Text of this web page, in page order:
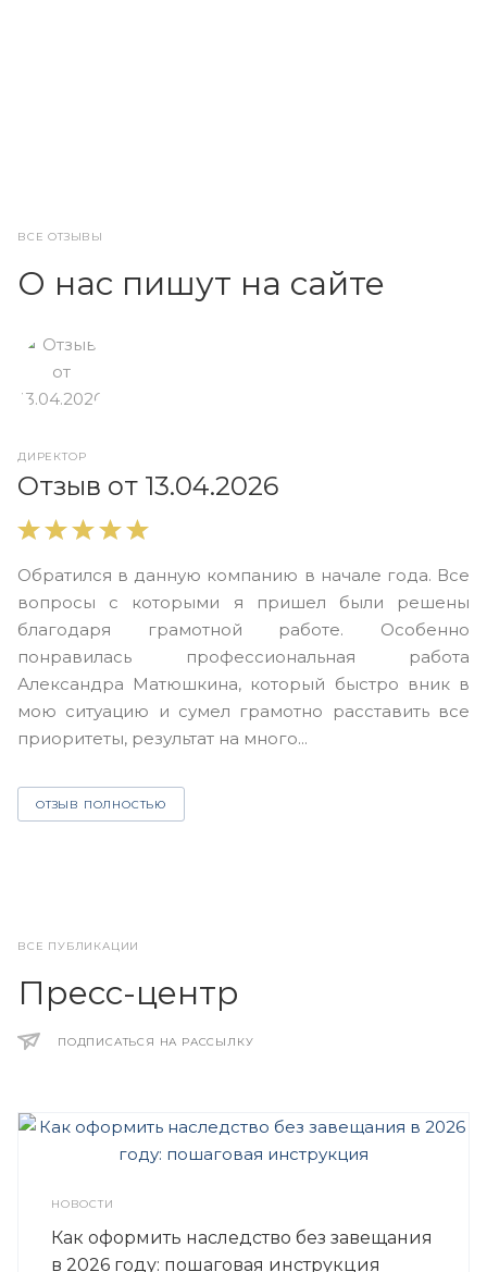
ВСЕ ОТЗЫВЫ
О нас пишут на сайте
ДИРЕКТОР
Отзыв от 13.04.2026
Обратился в данную компанию в начале года. Все
вопросы с которыми я пришел были решены
благодаря грамотной работе. Особенно
понравилась профессиональная работа
Александра Матюшкина, который быстро вник в
мою ситуацию и сумел грамотно расставить все
приоритеты, результат на много...
ОТЗЫВ ПОЛНОСТЬЮ
ВСЕ ПУБЛИКАЦИИ
Пресс-центр
ПОДПИСАТЬСЯ НА РАССЫЛКУ
НОВОСТИ
Как оформить наследство без завещания
в 2026 году: пошаговая инструкция